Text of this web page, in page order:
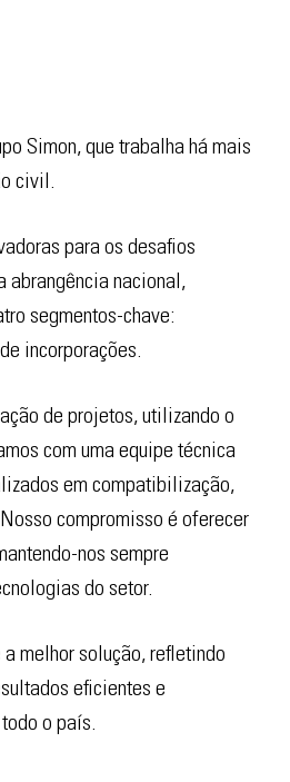
Simon, que trabalha há mais
civil.
para os desafios
abrangência nacional,
segmentos-chave:
incorporações.
de projetos, utilizando o
com uma equipe técnica
em compatibilização,
compromisso é oferecer
nos sempre
do setor.
melhor solução, refletindo
eficientes e
o país.